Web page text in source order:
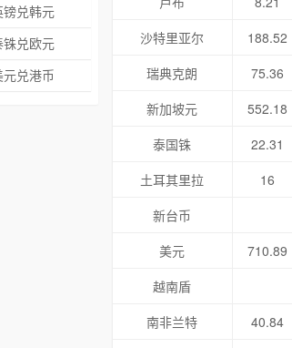
兑韩元
兑欧元
兑港币
沙特里亚尔
188.52
瑞典克朗
75.36
新加坡元
552.18
泰国铢
22.31
土耳其里拉
16
新台币
美元
710.89
越南盾
南非兰特
40.84